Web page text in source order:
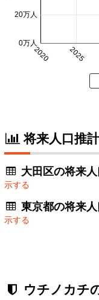
2020 2025
0万人
20万人
将来人口推
大田区の将来
示する
東京都の将来
示する
ウチノカチ